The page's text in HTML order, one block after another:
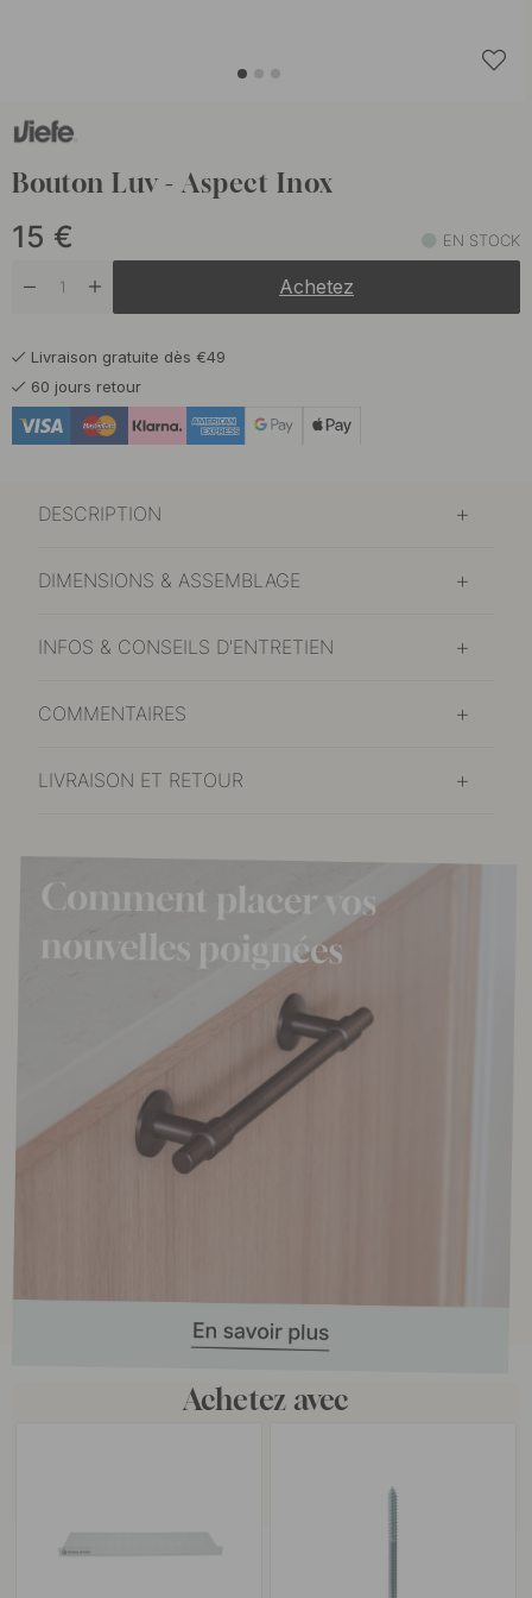
Bouton Luv - Aspect Inox
15 € EN STOCK
Achetez
Livraison gratuite dès €49
60 jours retour
DESCRIPTION
DIMENSIONS & ASSEMBLAGE
INFOS & CONSEILS D'ENTRETIEN
COMMENTAIRES
LIVRAISON ET RETOUR
Achetez avec